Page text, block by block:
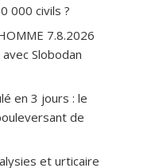
000 civils ?
7.8.2026
Slobodan
en 3 jours : le
de
et urticaire